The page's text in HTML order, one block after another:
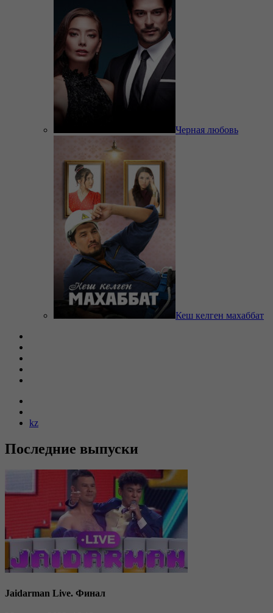
Черная любовь
Кеш келген махаббат
kz
Последние выпуски
Jaidarman Live. Финал